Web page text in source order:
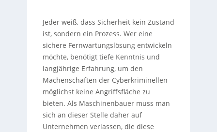
Jeder weiß, dass Sicherheit kein Zustand
ist, sondern ein Prozess. Wer eine
sichere Fernwartungslösung entwickeln
möchte, benötigt tiefe Kenntnis und
langjährige Erfahrung, um den
Machenschaften der Cyberkriminellen
möglichst keine Angriffsfläche zu
bieten. Als Maschinenbauer muss man
sich an dieser Stelle daher auf
Unternehmen verlassen, die diese